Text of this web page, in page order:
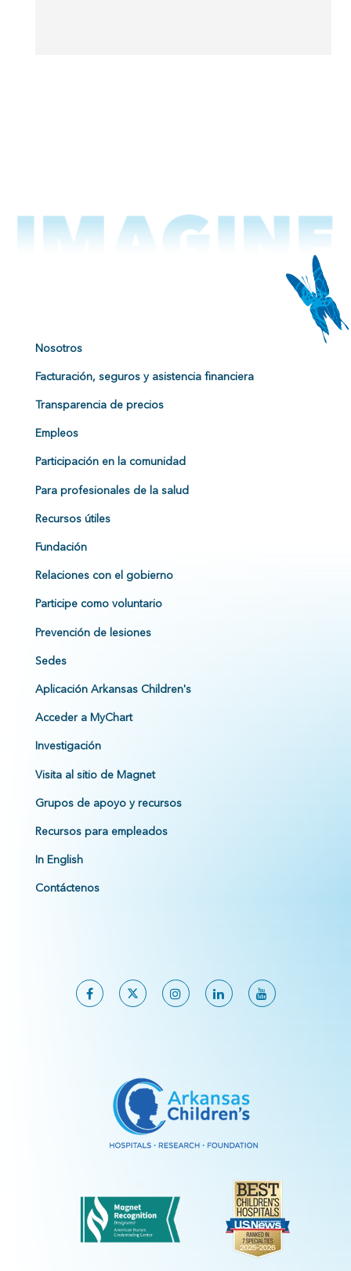
Nosotros
Facturación, seguros y asistencia financiera
Transparencia de precios
Empleos
Participación en la comunidad
Para profesionales de la salud
Recursos útiles
Fundación
Relaciones con el gobierno
Participe como voluntario
Prevención de lesiones
Sedes
Aplicación Arkansas Children's
Acceder a MyChart
Investigación
Visita al sitio de Magnet
Grupos de apoyo y recursos
Recursos para empleados
In English
Contáctenos